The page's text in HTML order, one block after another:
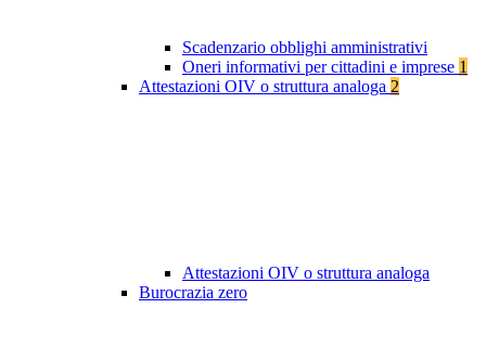
Scadenzario obblighi amministrativi
Oneri informativi per cittadini e imprese 1
Attestazioni OIV o struttura analoga 2
Attestazioni OIV o struttura analoga
Burocrazia zero